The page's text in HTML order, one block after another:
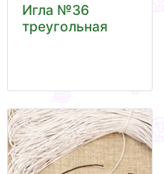
Игла №36
треугольная